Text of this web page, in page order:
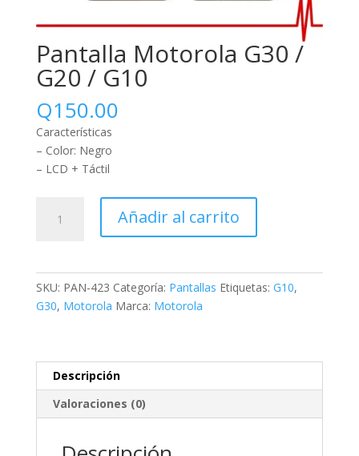
Pantalla Motorola G30 /
G20 / G10
Q150.00
Características
– Color: Negro
– LCD + Táctil
Añadir al carrito
SKU: PAN-423 Categoría: Pantallas Etiquetas: G10,
G30, Motorola Marca: Motorola
Descripción
Valoraciones (0)